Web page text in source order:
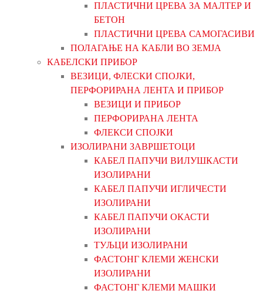
ПЛАСТИЧНИ ЦРЕВА ЗА МАЛТЕР И
БЕТОН
ПЛАСТИЧНИ ЦРЕВА САМОГАСИВИ
ПОЛАГАЊЕ НА КАБЛИ ВО ЗЕМЈА
КАБЕЛСКИ ПРИБОР
ВЕЗИЦИ, ФЛЕСКИ СПОЈКИ,
ПЕРФОРИРАНА ЛЕНТА И ПРИБОР
ВЕЗИЦИ И ПРИБОР
ПЕРФОРИРАНА ЛЕНТА
ФЛЕКСИ СПОЈКИ
ИЗОЛИРАНИ ЗАВРШЕТОЦИ
КАБЕЛ ПАПУЧИ ВИЛУШКАСТИ
ИЗОЛИРАНИ
КАБЕЛ ПАПУЧИ ИГЛИЧЕСТИ
ИЗОЛИРАНИ
КАБЕЛ ПАПУЧИ ОКАСТИ
ИЗОЛИРАНИ
ТУЉЦИ ИЗОЛИРАНИ
ФАСТОНГ КЛЕМИ ЖЕНСКИ
ИЗОЛИРАНИ
ФАСТОНГ КЛЕМИ МАШКИ